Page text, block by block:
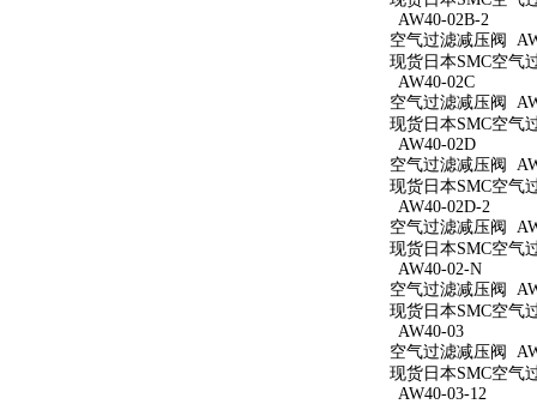
AW40-02B-2
空气过滤减压阀
现货日本SMC空气
AW40-02C
空气过滤减压阀
现货日本SMC空气
AW40-02D
空气过滤减压阀
现货日本SMC空气
AW40-02D-2
空气过滤减压阀
现货日本SMC空气
AW40-02-N
空气过滤减压阀
现货日本SMC空气
AW40-03
空气过滤减压阀
现货日本SMC空气
AW40-03-12